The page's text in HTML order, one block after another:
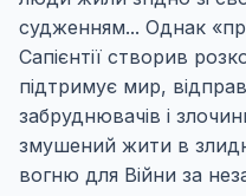
судженням... Однак
Сапієнтії створив
підтримує мир,
забруднювачів і
змушений жити в
вогню для Війни за